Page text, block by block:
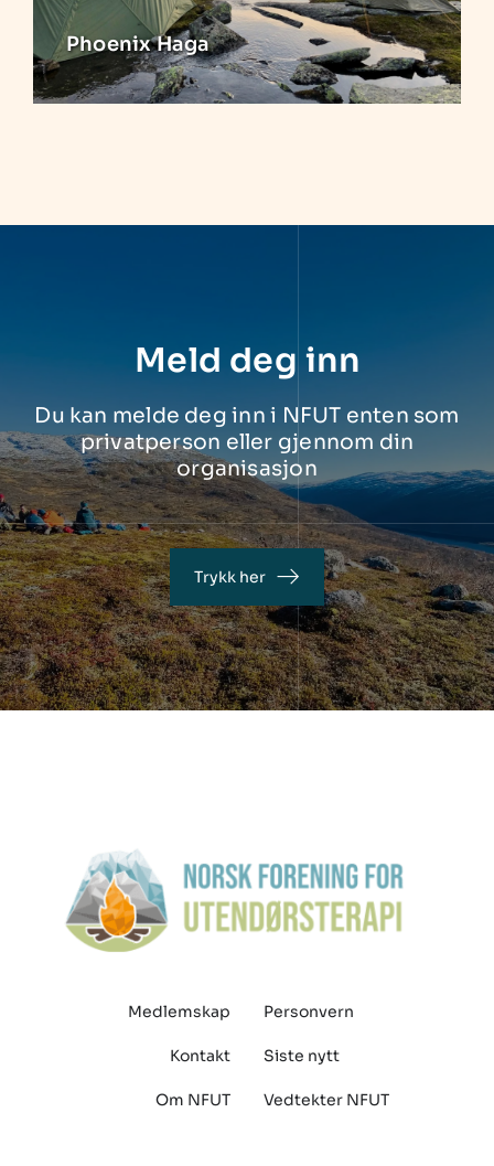
Phoenix Haga
Meld deg inn
Du kan melde deg inn i NFUT enten som
privatperson eller gjennom din
organisasjon
Trykk her
Medlemskap
Kontakt
Om NFUT
Personvern
Siste nytt
Vedtekter NFUT